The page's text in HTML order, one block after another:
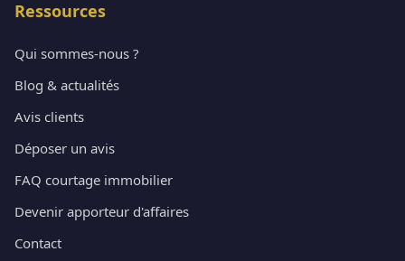
Ressources
Qui sommes-nous ?
Blog & actualités
Avis clients
Déposer un avis
FAQ courtage immobilier
Devenir apporteur d'affaires
Contact